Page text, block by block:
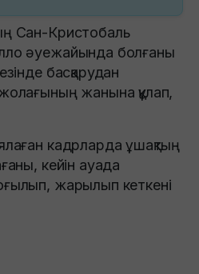
Сан-Кристобаль
әуежайында болғаны
басқарудан
жанына құлап,
кадрларда ұшақтың
кейін ауада
жарылып кеткені